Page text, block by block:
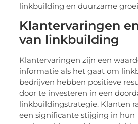
linkbuilding en duurzame
Klantervaringen
van linkbuilding
Klantervaringen zijn een
informatie als het gaat om
bedrijven hebben positieve
door te investeren in een
linkbuildingstrategie. Klanten
een significante stijging in hun